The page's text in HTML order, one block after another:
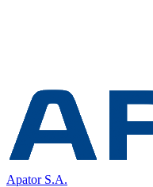
Apator S.A.